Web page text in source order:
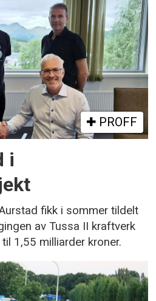
PROFF
i
fikk i sommer tildelt
av Tussa II kraftverk
1,55 milliarder kroner.